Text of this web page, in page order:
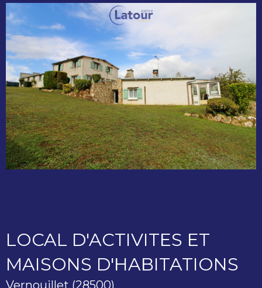
LOCAL D'ACTIVITES ET
MAISONS D'HABITATIONS
Vernouillet (28500)